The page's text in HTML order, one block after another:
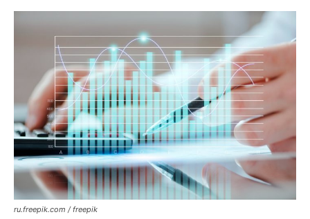
ru.freepik.com / freepik